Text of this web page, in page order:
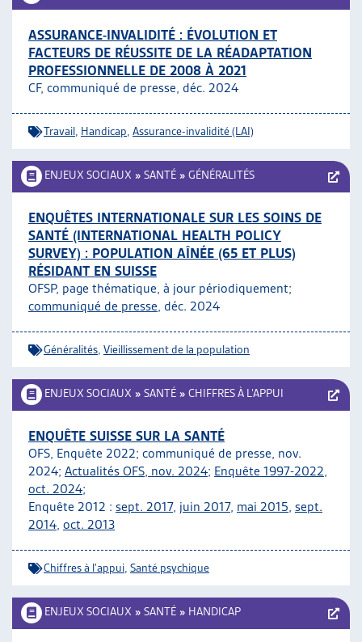
ASSURANCE-INVALIDITÉ : ÉVOLUTION ET
FACTEURS DE RÉUSSITE DE LA RÉADAPTATION
PROFESSIONNELLE DE 2008 À 2021
CF, communiqué de presse, déc. 2024
Travail Handicap Assurance-invalidité (LAI)
ENJEUX SOCIAUX » SANTÉ » GÉNÉRALITÉS
ENQUÊTES INTERNATIONALE SUR LES SOINS DE
SANTÉ (INTERNATIONAL HEALTH POLICY
SURVEY) : POPULATION AÎNÉE (65 ET PLUS)
RÉSIDANT EN SUISSE
OFSP, page thématique, à jour périodiquement;
communiqué de presse, déc. 2024
Généralités Vieillissement de la population
ENJEUX SOCIAUX » SANTÉ » CHIFFRES À L’APPUI
ENQUÊTE SUISSE SUR LA SANTÉ
OFS, Enquête 2022; communiqué de presse, nov.
2024; Actualités OFS, nov. 2024; Enquête 1997-2022,
oct. 2024;
Enquête 2012 : sept. 2017, juin 2017, mai 2015, sept.
2014, oct. 2013
Chiffres à l'appui Santé psychique
ENJEUX SOCIAUX » SANTÉ » HANDICAP